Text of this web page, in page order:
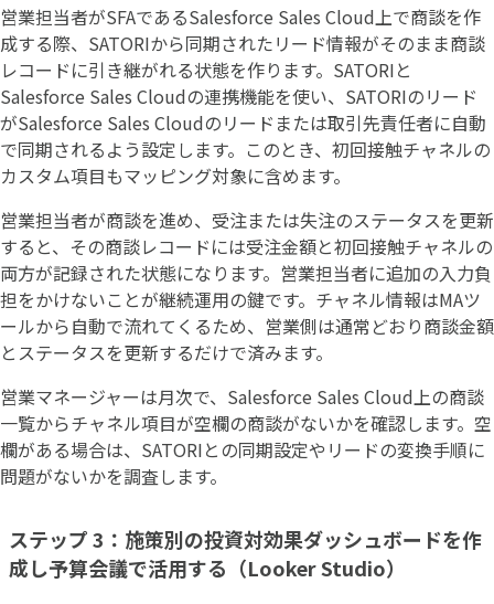
営業担当者がSFAであるSalesforce Sales Cloud上で商談を作
成する際、SATORIから同期されたリード情報がそのまま商談
レコードに引き継がれる状態を作ります。SATORIと
Salesforce Sales Cloudの連携機能を使い、SATORIのリード
がSalesforce Sales Cloudのリードまたは取引先責任者に自動
で同期されるよう設定します。このとき、初回接触チャネルの
カスタム項目もマッピング対象に含めます。
営業担当者が商談を進め、受注または失注のステータスを更新
すると、その商談レコードには受注金額と初回接触チャネルの
両方が記録された状態になります。営業担当者に追加の入力負
担をかけないことが継続運用の鍵です。チャネル情報はMAツ
ールから自動で流れてくるため、営業側は通常どおり商談金額
とステータスを更新するだけで済みます。
営業マネージャーは月次で、Salesforce Sales Cloud上の商談
一覧からチャネル項目が空欄の商談がないかを確認します。空
欄がある場合は、SATORIとの同期設定やリードの変換手順に
問題がないかを調査します。
ステップ 3：施策別の投資対効果ダッシュボードを作
成し予算会議で活用する（Looker Studio）